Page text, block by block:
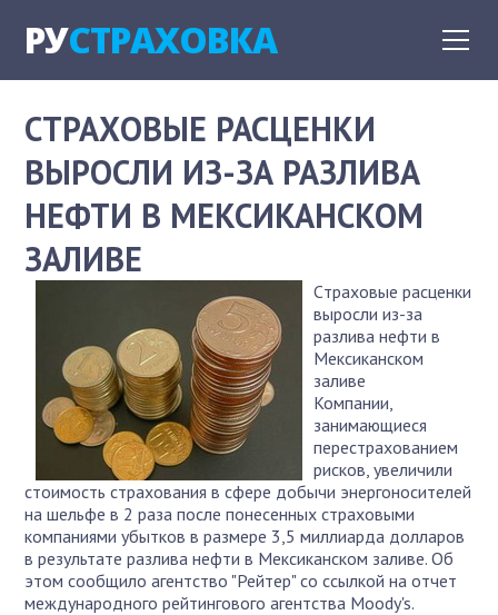
РУСТРАХОВКА
CТРАХОВЫЕ РАСЦЕНКИ
ВЫРОСЛИ ИЗ-ЗА РАЗЛИВА
НЕФТИ В МЕКСИКАНСКОМ
ЗАЛИВЕ
Cтраховые расценки
выросли из-за
разлива нефти в
Мексиканском
заливе
Компании,
занимающиеся
перестрахованием
рисков, увеличили
стоимость страхования в сфере добычи энергоносителей
на шельфе в 2 раза после понесенных страховыми
компаниями убытков в размере 3,5 миллиарда долларов
в результате разлива нефти в Мексиканском заливе. Об
этом сообщило агентство "Рейтер" со ссылкой на отчет
международного рейтингового агентства Moody's.